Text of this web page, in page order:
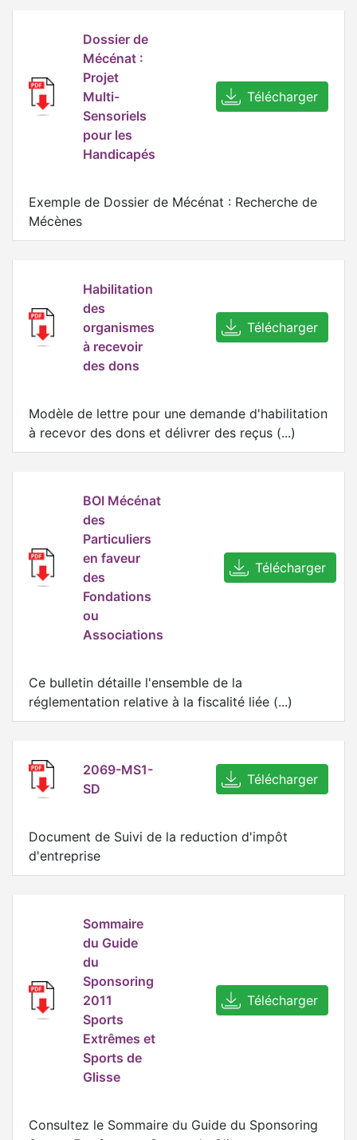
Dossier de
Mécénat :
Projet
Multi-
Sensoriels
pour les
Handicapés
Télécharger
Exemple de Dossier de Mécénat : Recherche de
Mécènes
Habilitation
des
organismes
à recevoir
des dons
Télécharger
Modèle de lettre pour une demande d'habilitation
à recevor des dons et délivrer des reçus (...)
BOI Mécénat
des
Particuliers
en faveur
des
Fondations
ou
Associations
Télécharger
Ce bulletin détaille l'ensemble de la
réglementation relative à la fiscalité liée (...)
2069-MS1-
SD
Télécharger
Document de Suivi de la reduction d'impôt
d'entreprise
Sommaire
du Guide
du
Sponsoring
2011
Sports
Extrêmes et
Sports de
Glisse
Télécharger
Consultez le Sommaire du Guide du Sponsoring